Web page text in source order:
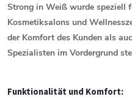
Strong in Weiß wurde speziell
Kosmetiksalons und
der Komfort des Kunden als
Spezialisten im Vordergrund
Funktionalitätund Komfort: